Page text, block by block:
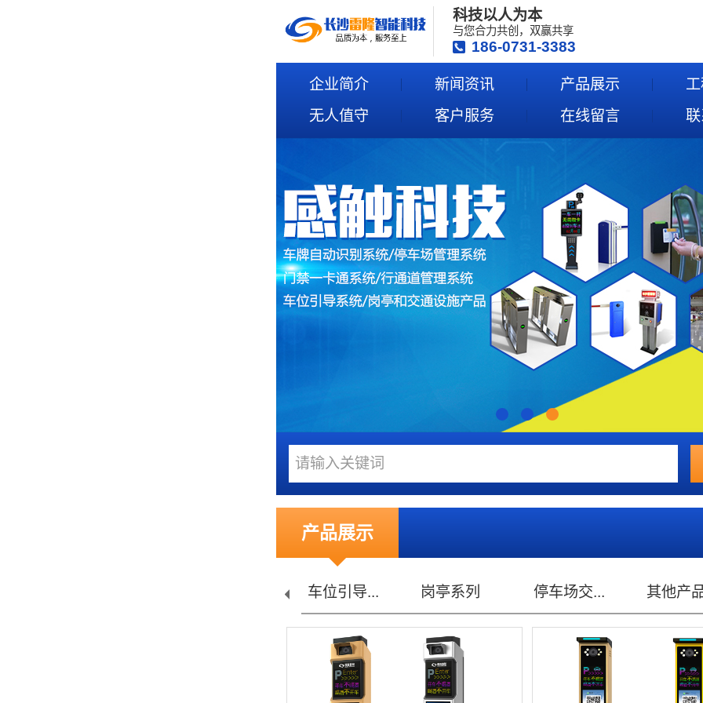
科技以人为本
与您合力共创，双赢共享
186-0731-3383
企业简介 新闻资讯 产品展示
无人值守
客户服务 在线留言
产品展示
岗亭系列 停车场交... 其他产品 高清车